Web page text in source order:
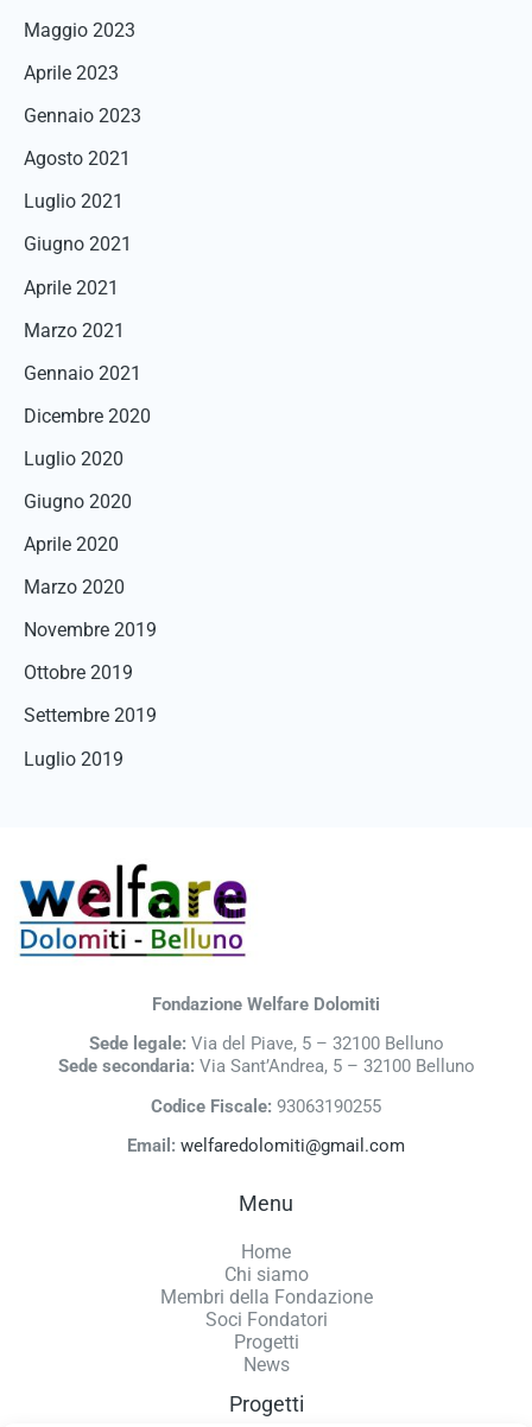
Maggio 2023
Aprile 2023
Gennaio 2023
Agosto 2021
Luglio 2021
Giugno 2021
Aprile 2021
Marzo 2021
Gennaio 2021
Dicembre 2020
Luglio 2020
Giugno 2020
Aprile 2020
Marzo 2020
Novembre 2019
Ottobre 2019
Settembre 2019
Luglio 2019
Fondazione Welfare Dolomiti
Sede legale: Via del Piave, 5 – 32100 Belluno
Sede secondaria: Via Sant’Andrea, 5 – 32100 Belluno
Codice Fiscale: 93063190255
Email: welfaredolomiti@gmail.com
Menu
Home
Chi siamo
Membri della Fondazione
Soci Fondatori
Progetti
News
Progetti